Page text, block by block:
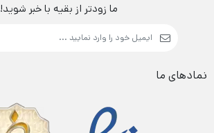
ما زودتر از بقیه با خبر شوید!
نمادهای ما